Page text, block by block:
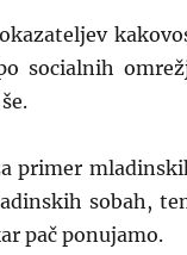
socialnih
primer
sobah,
pač ponujamo.